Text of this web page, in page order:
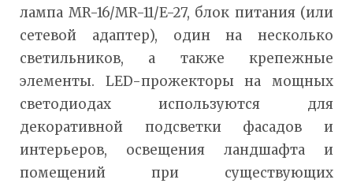
лампа MR-16/MR-11/E-27, блок питания (или
сетевой адаптер), один на несколько
светильников, а также крепежные
элементы. LED-прожекторы на мощных
светодиодах используются для
декоративной подсветки фасадов и
интерьеров, освещения ландшафта и
помещений при существующих